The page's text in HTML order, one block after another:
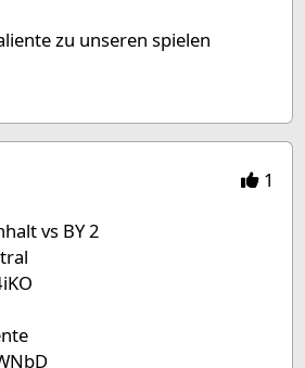
zu unseren spielen
Mar '26 1
vs BY 2